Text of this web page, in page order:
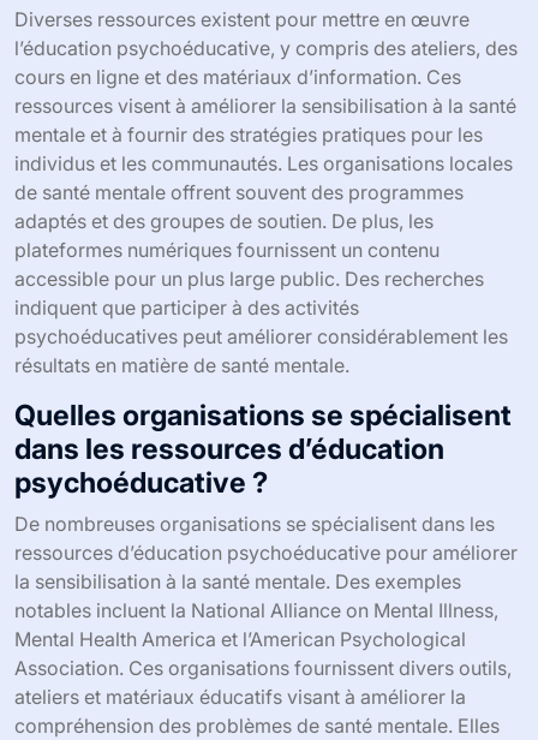
Diverses ressources existent pour mettre en œuvre
l’éducation psychoéducative, y compris des ateliers, des
cours en ligne et des matériaux d’information. Ces
ressources visent à améliorer la sensibilisation à la santé
mentale et à fournir des stratégies pratiques pour les
individus et les communautés. Les organisations locales
de santé mentale offrent souvent des programmes
adaptés et des groupes de soutien. De plus, les
plateformes numériques fournissent un contenu
accessible pour un plus large public. Des recherches
indiquent que participer à des activités
psychoéducatives peut améliorer considérablement les
résultats en matière de santé mentale.
Quelles organisations se spécialisent
dans les ressources d’éducation
psychoéducative ?
De nombreuses organisations se spécialisent dans les
ressources d’éducation psychoéducative pour améliorer
la sensibilisation à la santé mentale. Des exemples
notables incluent la National Alliance on Mental Illness,
Mental Health America et l’American Psychological
Association. Ces organisations fournissent divers outils,
ateliers et matériaux éducatifs visant à améliorer la
compréhension des problèmes de santé mentale. Elles